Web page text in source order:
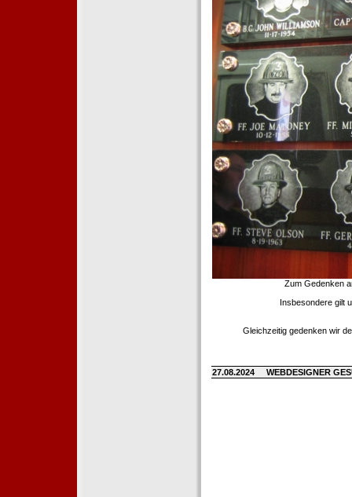
Zum Gedenken
Insbesondere gilt
Gleichzeitig gedenken wir
27.08.2024 WEBDESIGNER